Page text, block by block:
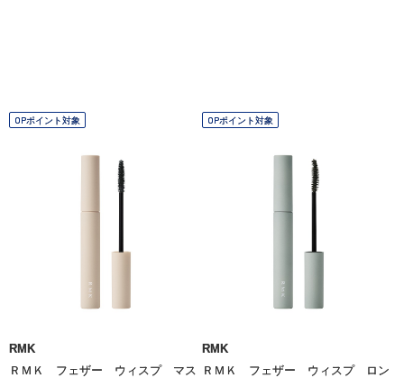
OPポイント対象
RMK
ＲＭＫ フェザー ウィスプ マス
OPポイント対象
RMK
ＲＭＫ フェザー ウィスプ ロン